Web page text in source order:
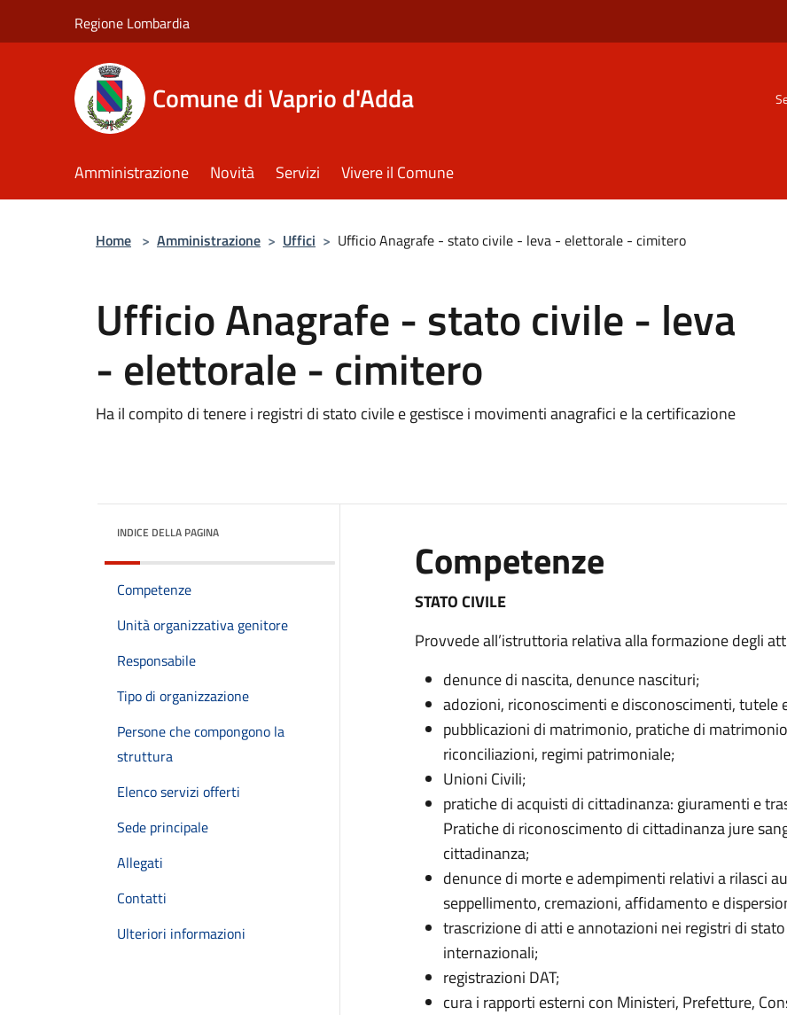
Regione Lombardia
Comune di Vaprio d'Adda
Amministrazione Novità Servizi Vivere il Comune
Home > Amministrazione > Uffici > Ufficio Anagrafe - stato civile - leva - elettorale - cimitero
Ufficio Anagrafe - stato civile - leva
- elettorale - cimitero
Ha il compito di tenere i registri di stato civile e gestisce i movimenti anagrafici e la certificazione
INDICE DELLA PAGINA
Competenze
Unità organizzativa genitore
Responsabile
Tipo di organizzazione
Persone che compongono la
struttura
Elenco servizi offerti
Sede principale
Allegati
Contatti
Ulteriori informazioni
Competenze
STATO CIVILE
Provvede all’istruttoria relativa alla formazione degli
denunce di nascita, denunce nascituri;
adozioni, riconoscimenti e disconoscimenti, tutele
pubblicazioni di matrimonio, pratiche di
riconciliazioni, regimi patrimoniale;
Unioni Civili;
pratiche di acquisti di cittadinanza: giuramenti e
Pratiche di riconoscimento di cittadinanza jure
cittadinanza;
denunce di morte e adempimenti relativi a rilasci
seppellimento, cremazioni, affidamento e
trascrizione di atti e annotazioni nei registri di
internazionali;
registrazioni DAT;
cura i rapporti esterni con Ministeri, Prefetture,